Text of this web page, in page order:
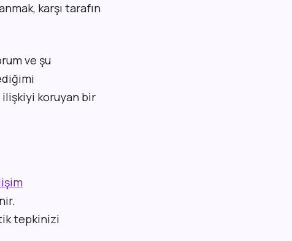
karşı tarafın
ve şu
ilişkiyi koruyan bir
tepkinizi